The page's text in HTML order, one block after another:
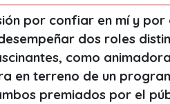
por confiar en mí y
dos roles
como
en terreno de un
premiados por el